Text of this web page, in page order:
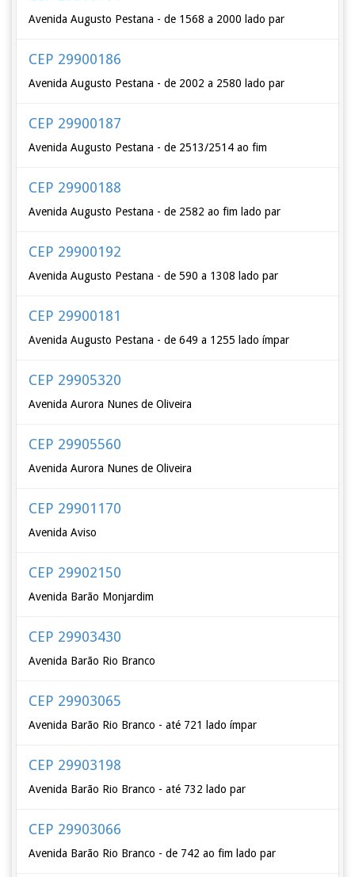
Avenida Augusto Pestana - de 1568 a 2000 lado par
CEP 29900186
Avenida Augusto Pestana - de 2002 a 2580 lado par
CEP 29900187
Avenida Augusto Pestana - de 2513/2514 ao fim
CEP 29900188
Avenida Augusto Pestana - de 2582 ao fim lado par
CEP 29900192
Avenida Augusto Pestana - de 590 a 1308 lado par
CEP 29900181
Avenida Augusto Pestana - de 649 a 1255 lado ímpar
CEP 29905320
Avenida Aurora Nunes de Oliveira
CEP 29905560
Avenida Aurora Nunes de Oliveira
CEP 29901170
Avenida Aviso
CEP 29902150
Avenida Barão Monjardim
CEP 29903430
Avenida Barão Rio Branco
CEP 29903065
Avenida Barão Rio Branco - até 721 lado ímpar
CEP 29903198
Avenida Barão Rio Branco - até 732 lado par
CEP 29903066
Avenida Barão Rio Branco - de 742 ao fim lado par